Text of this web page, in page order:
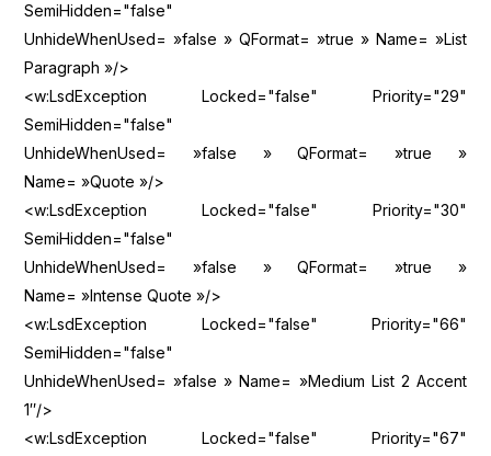
SemiHidden="false"
UnhideWhenUsed= »false » QFormat= »true » Name= »List
Paragraph »/>
<w:LsdException Locked="false" Priority="29"
SemiHidden="false"
UnhideWhenUsed= »false » QFormat= »true »
Name= »Quote »/>
<w:LsdException Locked="false" Priority="30"
SemiHidden="false"
UnhideWhenUsed= »false » QFormat= »true »
Name= »Intense Quote »/>
<w:LsdException Locked="false" Priority="66"
SemiHidden="false"
UnhideWhenUsed= »false » Name= »Medium List 2 Accent
1″/>
<w:LsdException Locked="false" Priority="67"